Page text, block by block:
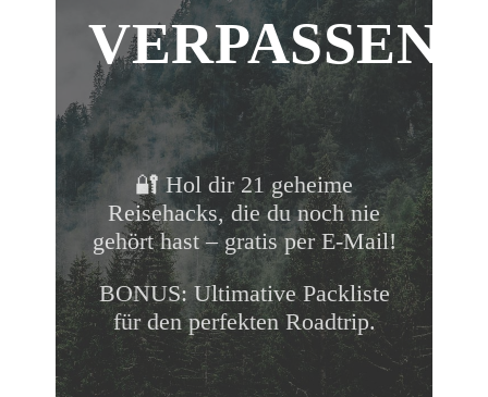
VERPASSEN!
🔐 Hol dir 21 geheime
Reisehacks, die du noch nie
gehört hast – gratis per E-Mail!
BONUS: Ultimative Packliste
für den perfekten Roadtrip.